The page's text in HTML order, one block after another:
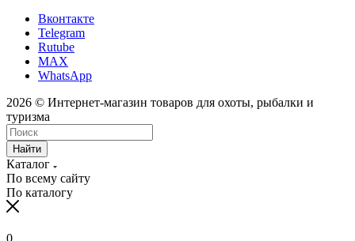
Вконтакте
Telegram
Rutube
MAX
WhatsApp
2026 © Интернет-магазин товаров для охоты, рыбалки и
туризма
Найти
Каталог
По всему сайту
По каталогу